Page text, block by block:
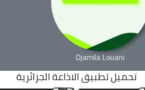
Djamila Louani
تحميل تطبيق الاذاعة الجزائرية